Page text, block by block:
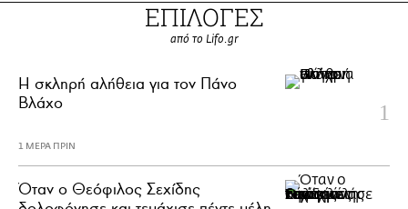
ΕΠΙΛΟΓΕΣ
από το Lifo.gr
H σκληρή αλήθεια για τον Πάνο
Βλάχο
1 ΜΕΡΑ ΠΡΙΝ
Όταν ο Θεόφιλος Σεχίδης